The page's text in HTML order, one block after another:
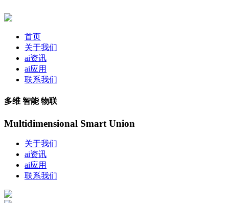
首页
关于我们
ai资讯
ai应用
联系我们
多维 智能 物联
Multidimensional Smart Union
关于我们
ai资讯
ai应用
联系我们